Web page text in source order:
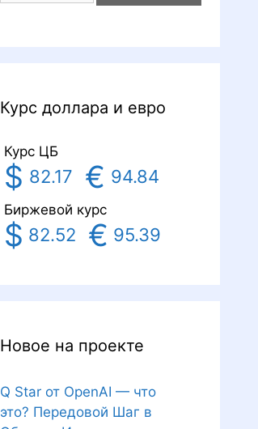
Курс доллара и евро
Курс ЦБ
$ 82.17 € 94.84
Биржевой курс
$ 82.52 € 95.39
Новое на проекте
Q Star от OpenAI — что
это? Передовой Шаг в